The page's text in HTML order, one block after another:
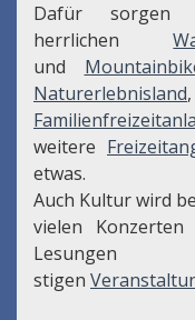
Dafür sorgen
herrlichen
und
Naturerlebnisland
weitere
etwas.
Auch Kultur wird
vielen
stigen